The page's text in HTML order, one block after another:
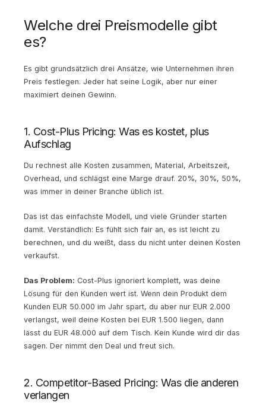
Welche drei Preismodelle gibt
es?
Es gibt grundsätzlich drei Ansätze, wie Unternehmen ihren
Preis festlegen. Jeder hat seine Logik, aber nur einer
maximiert deinen Gewinn.
1. Cost-Plus Pricing: Was es kostet, plus
Aufschlag
Du rechnest alle Kosten zusammen, Material, Arbeitszeit,
Overhead, und schlägst eine Marge drauf. 20%, 30%, 50%,
was immer in deiner Branche üblich ist.
Das ist das einfachste Modell, und viele Gründer starten
damit. Verständlich: Es fühlt sich fair an, es ist leicht zu
berechnen, und du weißt, dass du nicht unter deinen Kosten
verkaufst.
Das Problem: Cost-Plus ignoriert komplett, was deine
Lösung für den Kunden wert ist. Wenn dein Produkt dem
Kunden EUR 50.000 im Jahr spart, du aber nur EUR 2.000
verlangst, weil deine Kosten bei EUR 1.500 liegen, dann
lässt du EUR 48.000 auf dem Tisch. Kein Kunde wird dir das
sagen. Der nimmt den Deal und freut sich.
2. Competitor-Based Pricing: Was die anderen
verlangen